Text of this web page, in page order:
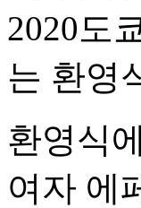
2020도
는 환영
환영식
여자 에